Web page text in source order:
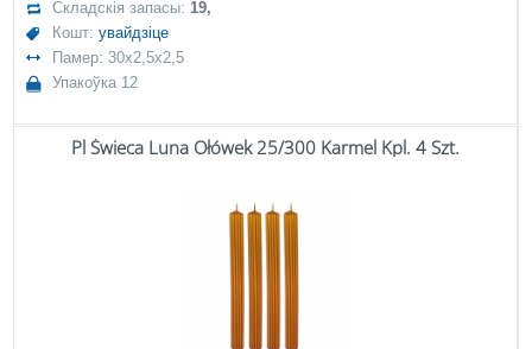
Складскія запасы:19,
Кошт:увайдзіце
Памер: 30x2,5x2,5
Упакоўка 12
Pl Świeca Luna Ołówek 25/300 Karmel Kpl. 4 Szt.